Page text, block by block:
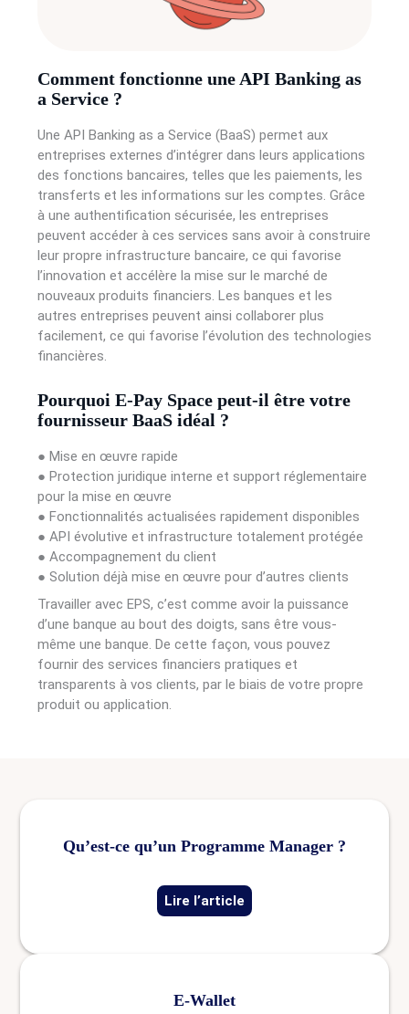
Comment fonctionne une API Banking as
a Service ?
Une API Banking as a Service (BaaS) permet aux
entreprises externes d’intégrer dans leurs applications
des fonctions bancaires, telles que les paiements, les
transferts et les informations sur les comptes. Grâce
à une authentification sécurisée, les entreprises
peuvent accéder à ces services sans avoir à construire
leur propre infrastructure bancaire, ce qui favorise
l’innovation et accélère la mise sur le marché de
nouveaux produits financiers. Les banques et les
autres entreprises peuvent ainsi collaborer plus
facilement, ce qui favorise l’évolution des technologies
financières.
Pourquoi E-Pay Space peut-il être votre
fournisseur BaaS idéal ?
● Mise en œuvre rapide
● Protection juridique interne et support réglementaire
pour la mise en œuvre
● Fonctionnalités actualisées rapidement disponibles
● API évolutive et infrastructure totalement protégée
● Accompagnement du client
● Solution déjà mise en œuvre pour d’autres clients
Travailler avec EPS, c’est comme avoir la puissance
d’une banque au bout des doigts, sans être vous-
même une banque. De cette façon, vous pouvez
fournir des services financiers pratiques et
transparents à vos clients, par le biais de votre propre
produit ou application.
Qu’est-ce qu’un Programme Manager ?
Lire l’article
E-Wallet